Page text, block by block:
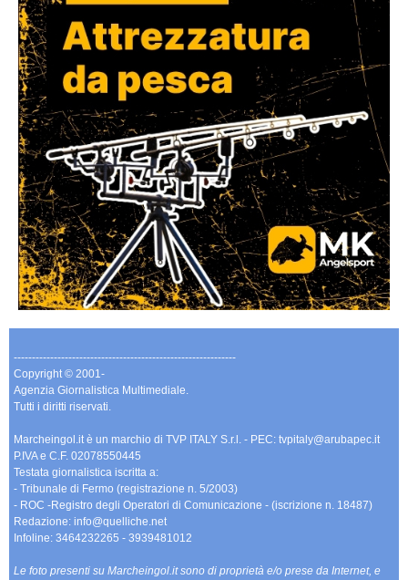
-------------------------------------------------------------
Copyright © 2001-
Agenzia Giornalistica Multimediale.
Tutti i diritti riservati.
Marcheingol.it è un marchio di TVP ITALY S.r.l. - PEC: tvpitaly@arubapec.it
P.IVA e C.F. 02078550445
Testata giornalistica iscritta a:
- Tribunale di Fermo (registrazione n. 5/2003)
- ROC -Registro degli Operatori di Comunicazione - (iscrizione n. 18487)
Redazione: info@quelliche.net
Infoline: 3464232265 - 3939481012
Le foto presenti su Marcheingol.it sono di proprietà e/o prese da Internet, e